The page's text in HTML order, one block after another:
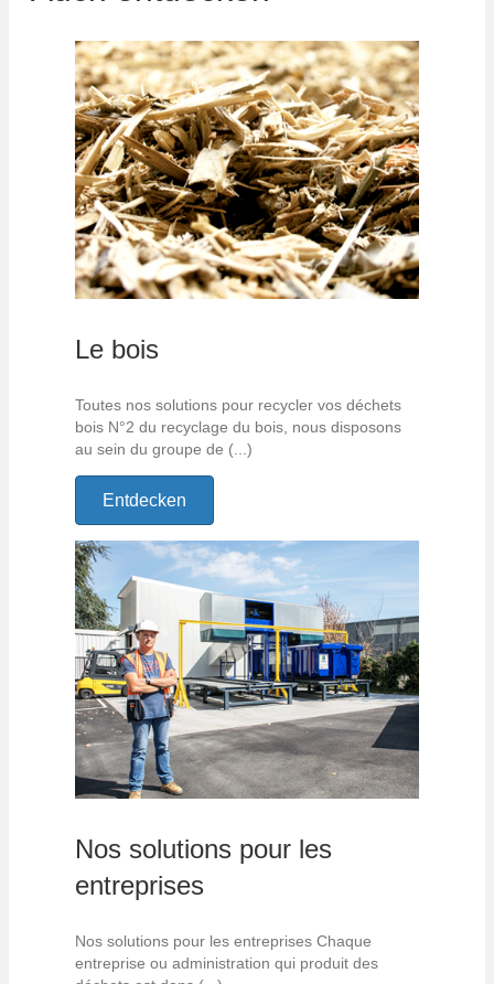
Le bois
Toutes nos solutions pour recycler vos déchets
bois N°2 du recyclage du bois, nous disposons
au sein du groupe de (...)
Entdecken
Nos solutions pour les
entreprises
Nos solutions pour les entreprises Chaque
entreprise ou administration qui produit des